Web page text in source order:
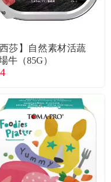
西莎】自然素材活蔬
牛（85G）